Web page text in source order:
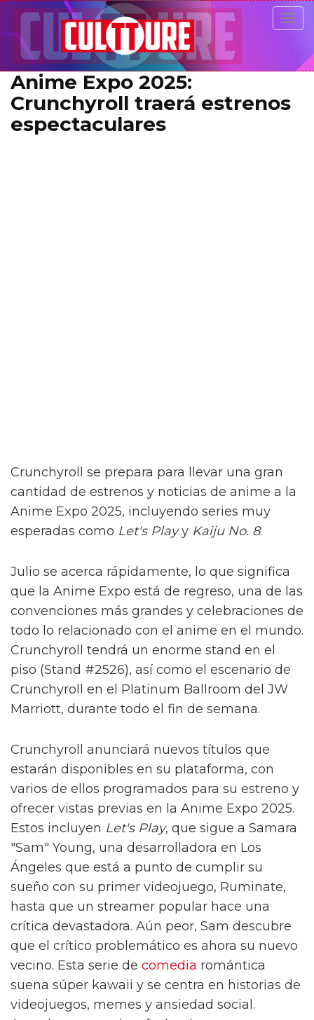
Anime Expo 2025:
Crunchyroll traerá estrenos
espectaculares
Crunchyroll se prepara para llevar una gran
cantidad de estrenos y noticias de anime a la
Anime Expo 2025, incluyendo series muy
esperadas como Let's Playy Kaiju No. 8.
Julio se acerca rápidamente, lo que significa
que la Anime Expo está de regreso, una de las
convenciones más grandes y celebraciones de
todo lo relacionado con el anime en el mundo.
Crunchyroll tendrá un enorme stand en el
piso (Stand #2526), así como el escenario de
Crunchyroll en el Platinum Ballroom del JW
Marriott, durante todo el fin de semana.
Crunchyroll anunciará nuevos títulos que
estarán disponibles en su plataforma, con
varios de ellos programados para su estreno y
ofrecer vistas previas en la Anime Expo 2025.
Estos incluyen Let's Play, que sigue a Samara
"Sam" Young, una desarrolladora en Los
Ángeles que está a punto de cumplir su
sueño con su primer videojuego, Ruminate,
hasta que un streamer popular hace una
crítica devastadora. Aún peor, Sam descubre
que el crítico problemático es ahora su nuevo
vecino. Esta serie de comedia romántica
suena súper kawaii y se centra en historias de
videojuegos, memes y ansiedad social.